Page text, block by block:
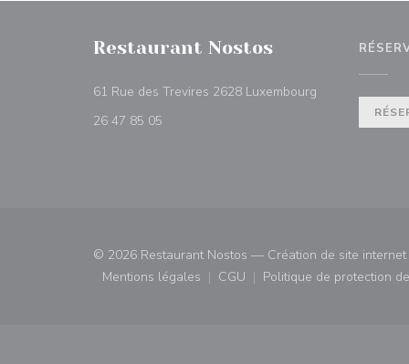
Restaurant Nostos
61 Rue des Trevires 2628 Luxembourg
26 47 85 05
© 2026 Restaurant Nostos — Création de site
Mentions légales
((ouvre une nouvelle fenêtre))
CGU
((ouvre une nouvelle
Politique de protection